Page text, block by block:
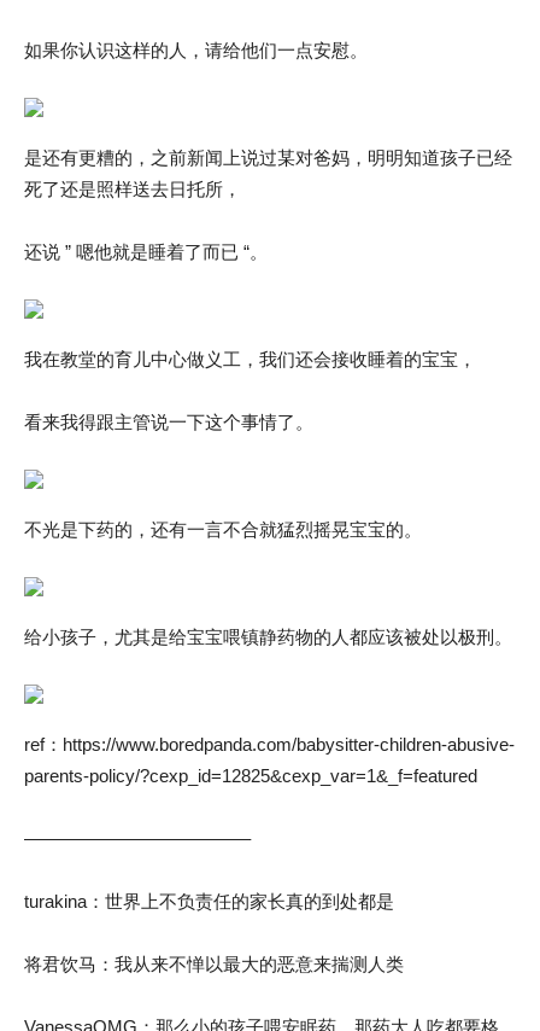
如果你认识这样的人，请给他们一点安慰。
是还有更糟的，之前新闻上说过某对爸妈，明明知道孩子已经
死了还是照样送去日托所，
还说 ” 嗯他就是睡着了而已 “。
我在教堂的育儿中心做义工，我们还会接收睡着的宝宝，
看来我得跟主管说一下这个事情了。
不光是下药的，还有一言不合就猛烈摇晃宝宝的。
给小孩子，尤其是给宝宝喂镇静药物的人都应该被处以极刑。
ref：https://www.boredpanda.com/babysitter-children-abusive-
parents-policy/?cexp_id=12825&cexp_var=1&_f=featured
————————————–
turakina：世界上不负责任的家长真的到处都是
将君饮马：我从来不惮以最大的恶意来揣测人类
VanessaOMG：那么小的孩子喂安眠药，那药大人吃都要格